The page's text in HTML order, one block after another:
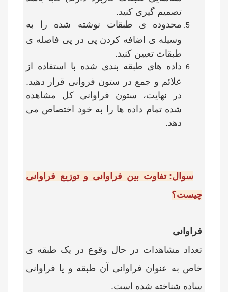
تصمیم گیری کنید.
محدوده ی طبقات نوشته شده را به
وسیله ی اضافه کردن پی در پی فاصله ی
طبقات تعیین کنید.
داده های طبقه بندی شده با استفاده از
علائم و جمع در ستون فروانی قرار دهید.
در نهایت، ستون فراوانی کل مشاهده
شده تمام داده ها را به خود اختصاص می
دهد.
سوال: تفاوت بین فراوانی و توزیع فراوانی
چیست؟
فراوانی
تعداد مشاهدات در حال وقوع در یک طبقه ی
خاص به عنوان فراوانی آن طبقه و یا فراوانی
ساده شناخته شده است.